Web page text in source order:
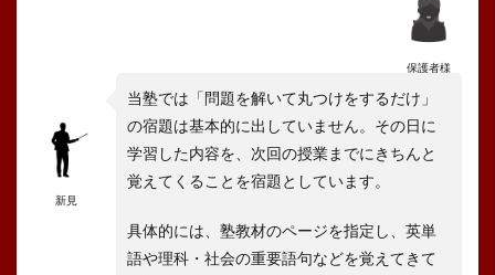
保護者様
新見
当塾では「問題を解いて丸つけをするだけ」
の宿題は基本的に出していません。その日に
学習した内容を、次回の授業までにきちんと
覚えてくることを宿題としています。
具体的には、塾教材のページを指定し、英単
語や理科・社会の重要語句などを覚えてきて